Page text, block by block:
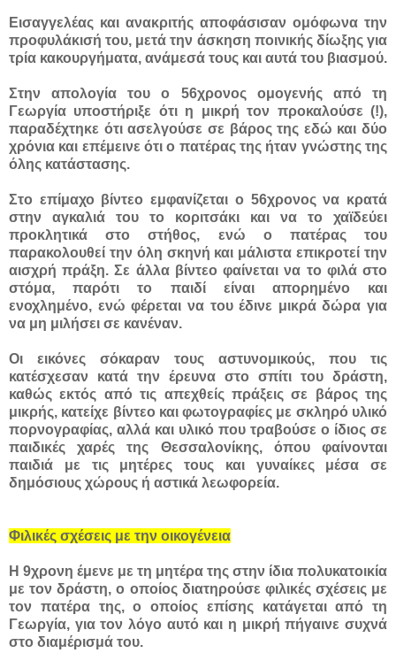
Εισαγγελέας και ανακριτής αποφάσισαν ομόφωνα την
προφυλάκισή του, μετά την άσκηση ποινικής δίωξης για
τρία κακουργήματα, ανάμεσά τους και αυτά του βιασμού.
Στην απολογία του ο 56χρονος ομογενής από τη
Γεωργία υποστήριξε ότι η μικρή τον προκαλούσε (!),
παραδέχτηκε ότι ασελγούσε σε βάρος της εδώ και δύο
χρόνια και επέμεινε ότι ο πατέρας της ήταν γνώστης της
όλης κατάστασης.
Στο επίμαχο βίντεο εμφανίζεται ο 56χρονος να κρατά
στην αγκαλιά του το κοριτσάκι και να το χαϊδεύει
προκλητικά στο στήθος, ενώ ο πατέρας του
παρακολουθεί την όλη σκηνή και μάλιστα επικροτεί την
αισχρή πράξη. Σε άλλα βίντεο φαίνεται να το φιλά στο
στόμα, παρότι το παιδί είναι απορημένο και
ενοχλημένο, ενώ φέρεται να του έδινε μικρά δώρα για
να μη μιλήσει σε κανέναν.
Οι εικόνες σόκαραν τους αστυνομικούς, που τις
κατέσχεσαν κατά την έρευνα στο σπίτι του δράστη,
καθώς εκτός από τις απεχθείς πράξεις σε βάρος της
μικρής, κατείχε βίντεο και φωτογραφίες με σκληρό υλικό
πορνογραφίας, αλλά και υλικό που τραβούσε ο ίδιος σε
παιδικές χαρές της Θεσσαλονίκης, όπου φαίνονται
παιδιά με τις μητέρες τους και γυναίκες μέσα σε
δημόσιους χώρους ή αστικά λεωφορεία.
Φιλικές σχέσεις με την οικογένεια
Η 9χρονη έμενε με τη μητέρα της στην ίδια πολυκατοικία
με τον δράστη, ο οποίος διατηρούσε φιλικές σχέσεις με
τον πατέρα της, ο οποίος επίσης κατάγεται από τη
Γεωργία, για τον λόγο αυτό και η μικρή πήγαινε συχνά
στο διαμέρισμά του.